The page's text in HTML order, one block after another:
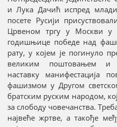
и Лука Дачић испред
посете Русији
Црвеном тргу у Москви у
годишњице победе над
рату, у којем је погинуло
великим поштовањем и
наставку манифестација
фашизмом у Другом
братским руским народом,
за слободу човечанства.
највеће жртве, а такође